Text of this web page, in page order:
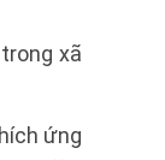
xã
ứng